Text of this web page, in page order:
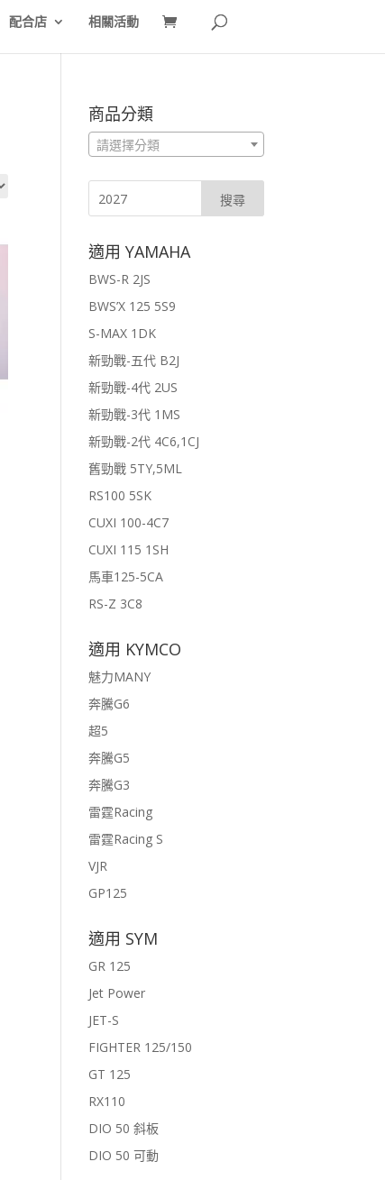
配合店 相關活動
商品分類
請選擇分類
適用 YAMAHA
BWS-R 2JS
BWS’X 125 5S9
S-MAX 1DK
新勁戰-五代 B2J
新勁戰-4代 2US
新勁戰-3代 1MS
新勁戰-2代 4C6,1CJ
舊勁戰 5TY,5ML
RS100 5SK
CUXI 100-4C7
CUXI 115 1SH
馬車125-5CA
RS-Z 3C8
適用 KYMCO
魅力MANY
奔騰G6
超5
奔騰G5
奔騰G3
雷霆Racing
雷霆Racing S
VJR
GP125
適用 SYM
GR 125
Jet Power
JET-S
FIGHTER 125/150
GT 125
RX110
DIO 50 斜板
DIO 50 可動